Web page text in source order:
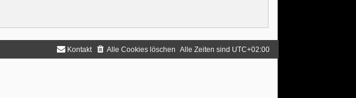
Alle Zeiten sind UTC+02:00
Alle Cookies löschen
Kontakt